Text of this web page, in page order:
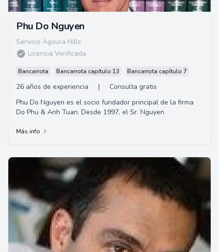
Phu Do Nguyen
Servicio Agoura Hills
Licencia Verificada
Bancarrota Bancarrota capítulo 13 Bancarrota capítulo 7
26 años de experiencia |
Consulta gratis
Phu Do Nguyen es el socio fundador principal de la firma
Do Phu & Anh Tuan. Desde 1997, el Sr. Nguyen
Más info